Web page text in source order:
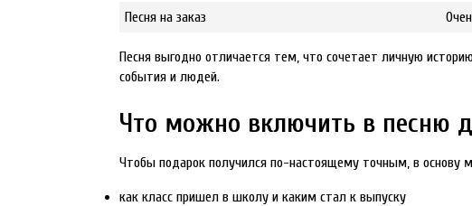
Песня на заказ
Песня выгодно отличается тем, что сочетает личную
события и людей.
Что можно включить в песню
Чтобы подарок получился по-настоящему точным, в
как класс пришел в школу и каким стал к выпуску